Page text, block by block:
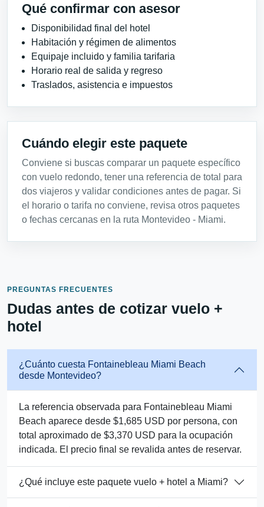
Qué confirmar con asesor
Disponibilidad final del hotel
Habitación y régimen de alimentos
Equipaje incluido y familia tarifaria
Horario real de salida y regreso
Traslados, asistencia e impuestos
Cuándo elegir este paquete
Conviene si buscas comparar un paquete específico
con vuelo redondo, tener una referencia de total para
dos viajeros y validar condiciones antes de pagar. Si
el horario o tarifa no conviene, revisa otros paquetes
o fechas cercanas en la ruta Montevideo - Miami.
PREGUNTAS FRECUENTES
Dudas antes de cotizar vuelo +
hotel
¿Cuánto cuesta Fontainebleau Miami Beach
desde Montevideo?
La referencia observada para Fontainebleau Miami
Beach aparece desde $1,685 USD por persona, con
total aproximado de $3,370 USD para la ocupación
indicada. El precio final se revalida antes de reservar.
¿Qué incluye este paquete vuelo + hotel a Miami?